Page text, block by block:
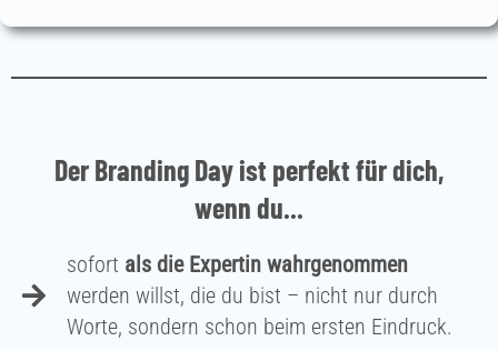
Der Branding Day ist perfekt für dich,
wenn du...
sofort als die Expertin wahrgenommen
werden willst, die du bist – nicht nur durch
Worte, sondern schon beim ersten Eindruck.